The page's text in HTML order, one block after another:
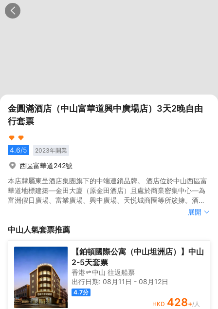
金圓滿酒店（中山富華道興中廣場店）3天2晚自由
行套票
4.6/5 2023年開業
西區富華道242號
本店隸屬東呈酒店集團旗下的中端連鎖品牌。 酒店位於中山西區富
華道地標建築—金田大廈（原金田酒店）且處於商業密集中心—為
富洲假日廣場、富業廣場、興中廣場、天悦城商圈等所簇擁。酒店
地處中山西區中心繁華地帶，酒店周邊商圈林立，鄰近中山汽車總
畔、岐江公園，酒店距電子科技大學中山學院約20分鐘車程，距中
約40分鐘車程，周邊商業配套齊全。酒店配有免費停車場、商務大
堂、全自動洗衣房、配有洗衣機、烘乾機、掛燙機等，滿足舒適的
睡眠體驗，是您商務出行、旅遊休閒的品質優選。
本店隸屬東呈酒店集團旗下的中端連鎖品牌。 酒店位於中山西區富
富洲假日廣場、富業廣場、興中廣場、天悦城商圈等所簇擁。酒店
店，緊鄰興中廣場、富業廣場、天悦城，約10分鐘車程.鄰近岐江河
畔、岐江公園，酒店距電子科技大學中山學院約20分鐘車程，距中
山北站、中山站約30分鐘車程、距中山港客運碼頭、廣澳高速路口
約40分鐘車程，周邊商業配套齊全。酒店配有免費停車場、商務大
堂、全自動洗衣房、配有洗衣機、烘乾機、掛燙機等，滿足舒適的
睡眠體驗，是您商務出行、旅遊休閒的品質優選。
展開
中山人氣套票推薦
【鉑頓國際公寓（中山坦洲店）】中山
2-5天套票
香港 中山 往返船票
出行日期: 08月11日 - 08月12日
4.7分
HKD 428+/人